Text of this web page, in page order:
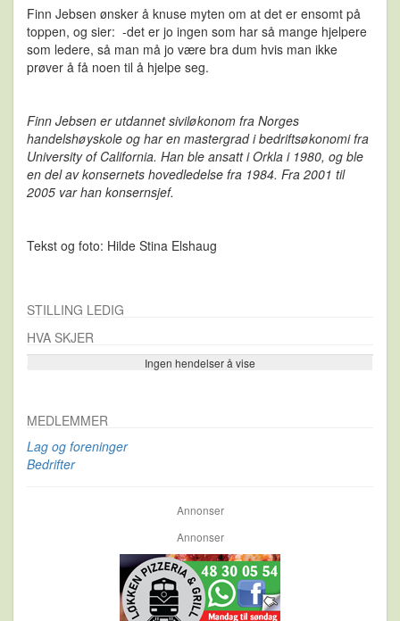
Finn Jebsen ønsker å knuse myten om at det er ensomt på
toppen, og sier: -det er jo ingen som har så mange hjelpere
som ledere, så man må jo være bra dum hvis man ikke
prøver å få noen til å hjelpe seg.
Finn Jebsen er utdannet siviløkonom fra Norges
handelshøyskole og har en mastergrad i bedriftsøkonomi fra
University of California. Han ble ansatt i Orkla i 1980, og ble
en del av konsernets hovedledelse fra 1984. Fra 2001 til
2005 var han konsernsjef.
Tekst og foto: Hilde Stina Elshaug
STILLING LEDIG
HVA SKJER
Ingen hendelser å vise
Se flere…
MEDLEMMER
Lag og foreninger
Bedrifter
Annonser
Annonser